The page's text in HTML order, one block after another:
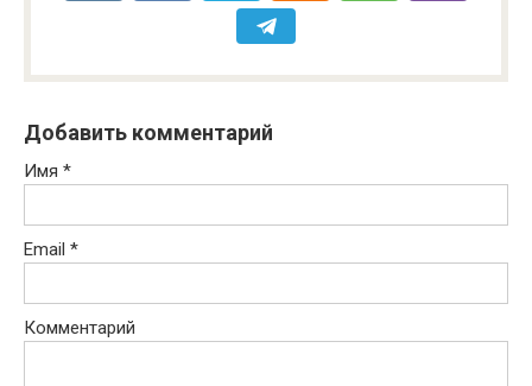
Добавить комментарий
Имя *
Email *
Комментарий